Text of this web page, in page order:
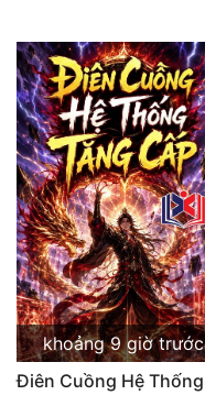
khoảng 9 giờ trước
Điên Cuồng Hệ Thống